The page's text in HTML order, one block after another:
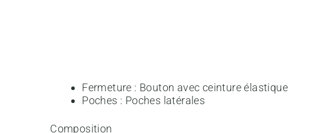
Fermeture : Bouton avec ceinture élastique
Poches : Poches latérales
Composition